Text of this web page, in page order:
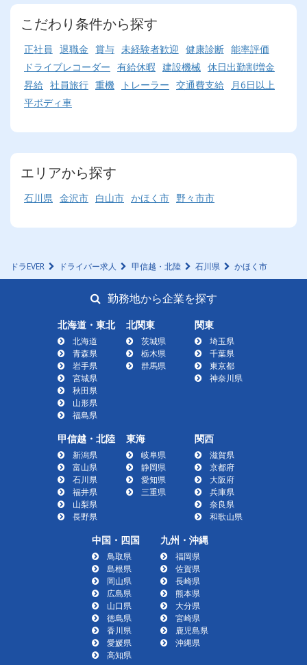
こだわり条件から探す
正社員 退職金 賞与 未経験者歓迎 健康診断 能率評価
ドライブレコーダー 有給休暇 建設機械 休日出勤割増金
昇給 社員旅行 重機 トレーラー 交通費支給
月6日以上
平ボディ車
エリアから探す
石川県 金沢市 白山市 かほく市 野々市市
ドラEVER ドライバー求人 甲信越・北陸 石川県 かほく市
勤務地から企業を探す
北海道・東北
北海道
青森県
岩手県
宮城県
秋田県
山形県
福島県
北関東
茨城県
栃木県
群馬県
関東
埼玉県
千葉県
東京都
神奈川県
甲信越・北陸
新潟県
富山県
石川県
福井県
山梨県
長野県
東海
岐阜県
静岡県
愛知県
三重県
関西
滋賀県
京都府
大阪府
兵庫県
奈良県
和歌山県
中国・四国
鳥取県
島根県
岡山県
広島県
山口県
徳島県
香川県
愛媛県
高知県
九州・沖縄
福岡県
佐賀県
長崎県
熊本県
大分県
宮崎県
鹿児島県
沖縄県